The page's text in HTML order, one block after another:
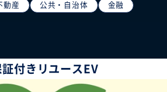
動産 公共・自治体 金融
付きリユースEV